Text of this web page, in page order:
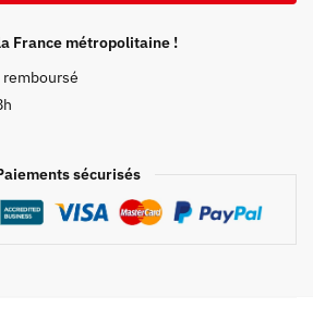
France métropolitaine !
sécurisés